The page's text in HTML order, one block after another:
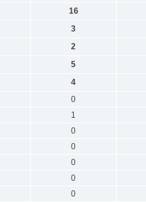
16
3
2
5
4
0
1
0
0
0
0
0